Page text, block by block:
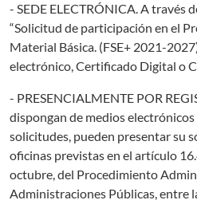
- SEDE ELECTRÓNICA. A través
“Solicitud de participación en el
Material Básica. (FSE+ 2021-
electrónico, Certificado Digital o
- PRESENCIALMENTE POR
dispongan de medios
solicitudes, pueden presentar su
oficinas previstas en el artículo
octubre, del Procedimiento
Administraciones Públicas, entre